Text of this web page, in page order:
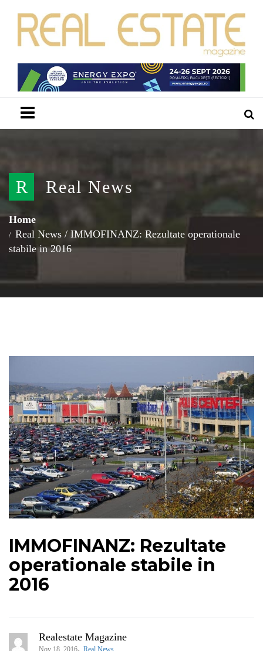
R Real News
Home
Real News / IMMOFINANZ: Rezultate operationale
stabile in 2016
IMMOFINANZ: Rezultate
operationale stabile in
2016
Realestate Magazine
Nov 18, 2016, Real News